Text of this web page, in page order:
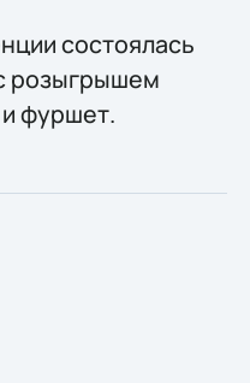
состоялась
розыгрышем
фуршет.